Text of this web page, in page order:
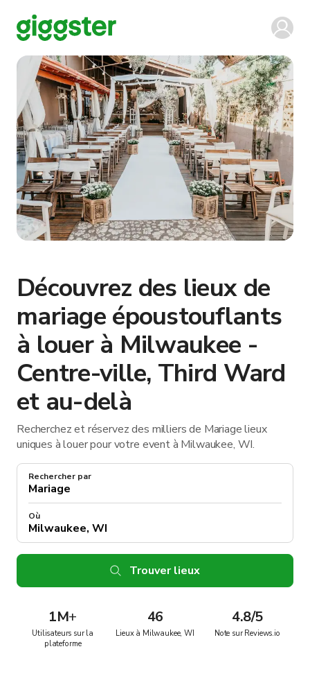
Découvrez des lieux de
mariage époustouflants
à louer à Milwaukee -
Centre-ville, Third Ward
et au-delà
Recherchez et réservez des milliers de Mariage lieux
uniques à louer pour votre event à Milwaukee, WI.
Rechercher par
Où
Trouver lieux
1M+
Utilisateurs sur la
plateforme
46
Lieux à Milwaukee, WI
4.8/5
Note sur Reviews.io